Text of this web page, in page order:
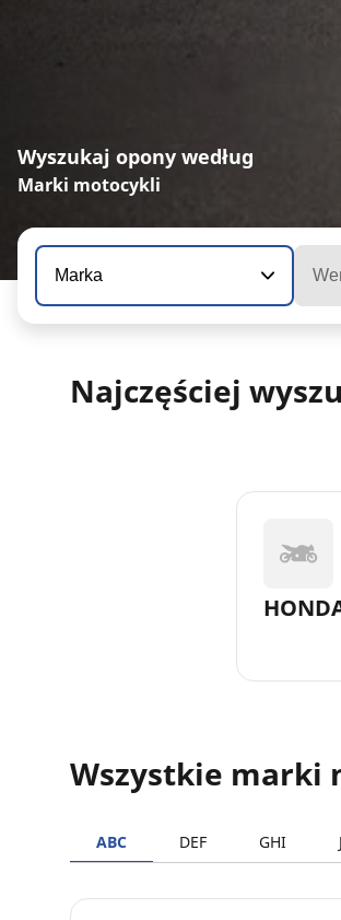
Wyszukaj opony według
Marki motocykli
Marka
Najczęściej
Wszystkie marki
ABC DEF GHI